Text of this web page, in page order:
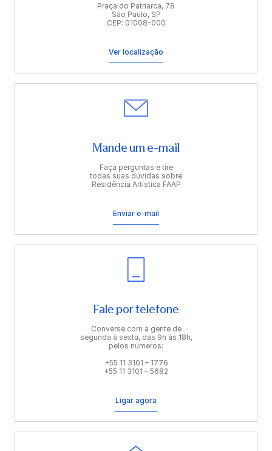
Praça do Patriarca, 78
São Paulo, SP
CEP: 01008-000
Ver localização
Mande um e-mail
Faça perguntas e tire
todas suas dúvidas sobre
Residência Artística FAAP
Enviar e-mail
Fale por telefone
Converse com a gente de
segunda à sexta, das 9h às 18h,
pelos números:
+55 11 3101 – 1776
+55 11 3101 – 5682
Ligar agora